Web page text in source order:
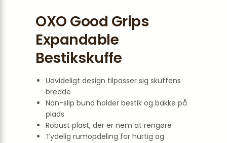
OXO Good Grips
Expandable
Bestikskuffe
Udvideligt design tilpasser sig skuffens
bredde
Non-slip bund holder bestik og bakke på
plads
Robust plast, der er nem at rengøre
Tydelig rumopdeling for hurtig og